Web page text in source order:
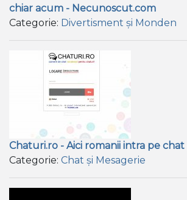
chiar acum - Necunoscut.com
Categorie: Divertisment și Monden
Chaturi.ro - Aici romanii intra pe
Categorie: Chat și Mesagerie